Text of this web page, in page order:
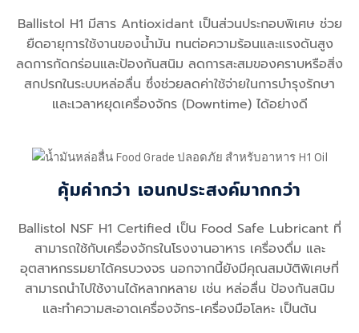
Ballistol H1 มีสาร Antioxidant เป็นส่วนประกอบพิเศษ ช่วย
ยืดอายุการใช้งานของน้ำมัน ทนต่อความร้อนและแรงดันสูง
ลดการกัดกร่อนและป้องกันสนิม ลดการสะสมของคราบหรือสิ่ง
สกปรกในระบบหล่อลื่น ซึ่งช่วยลดค่าใช้จ่ายในการบำรุงรักษา
และเวลาหยุดเครื่องจักร (Downtime) ได้อย่างดี
คุ้มค่ากว่า เอนกประสงค์มากกว่า
Ballistol NSF H1 Certified เป็น Food Safe Lubricant ที่
สามารถใช้กับเครื่องจักรในโรงงานอาหาร เครื่องดื่ม และ
อุตสาหกรรมยาได้ครบวงจร นอกจากนี้ยังมีคุณสมบัติพิเศษที่
สามารถนำไปใช้งานได้หลากหลาย เช่น หล่อลื่น ป้องกันสนิม
และทำความสะอาดเครื่องจักร-เครื่องมือโลหะ เป็นต้น